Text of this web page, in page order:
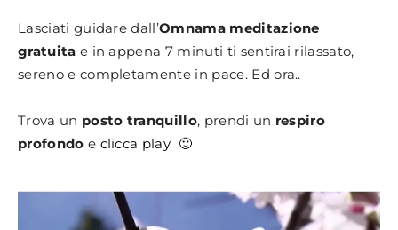
Lasciati guidare dall’Omnama meditazione
gratuita e in appena 7 minuti ti sentirai rilassato,
sereno e completamente in pace. Ed ora..
Trova un posto tranquillo, prendi un respiro
profondo e clicca play 🙂